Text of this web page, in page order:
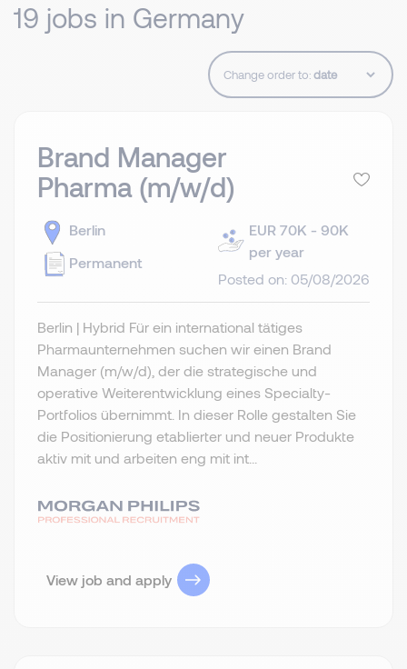
19 jobs in Germany
Change order to:
Brand Manager
Pharma (m/w/d)
Berlin
Permanent
EUR 70K - 90K
per year
Posted on: 05/08/2026
Berlin | Hybrid Für ein international tätiges
Pharmaunternehmen suchen wir einen Brand
Manager (m/w/d), der die strategische und
operative Weiterentwicklung eines Specialty-
Portfolios übernimmt. In dieser Rolle gestalten Sie
die Positionierung etablierter und neuer Produkte
aktiv mit und arbeiten eng mit int...
View job and apply